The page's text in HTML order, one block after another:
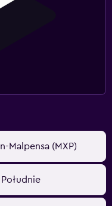
Malpensa (MXP)
Południe